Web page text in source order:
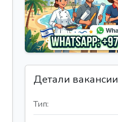
Детали вакансии
Тип: